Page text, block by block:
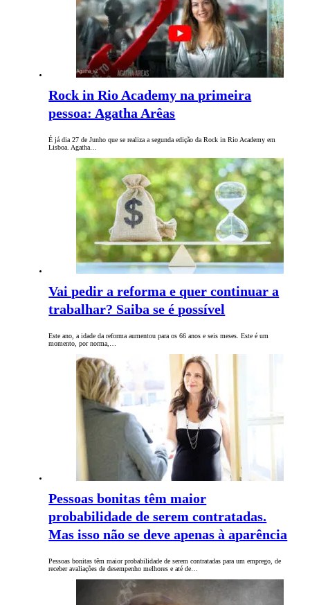
Rock in Rio Academy na primeira
pessoa: Agatha Arêas
É já dia 27 de Junho que se realiza a segunda edição da Rock in Rio Academy em
Lisboa. Agatha…
Vai pedir a reforma e quer continuar a
trabalhar? Saiba se é possível
Este ano, a idade da reforma aumentou para os 66 anos e seis meses. Este é um
momento, por norma,…
Pessoas bonitas têm maior
probabilidade de serem contratadas.
Mas isso não se deve apenas à aparência
Pessoas bonitas têm maior probabilidade de serem contratadas para um emprego, de
receber avaliações de desempenho melhores e até de…